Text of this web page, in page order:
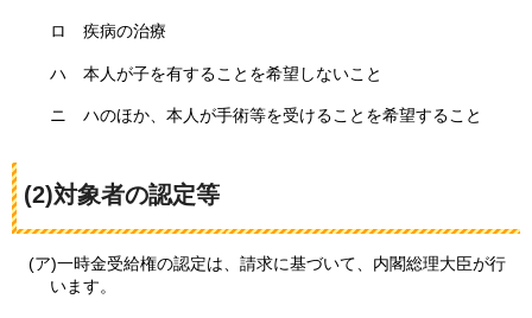
ロ 疾病の治療
ハ 本人が子を有することを希望しないこと
ニ ハのほか、本人が手術等を受けることを希望すること
(2)対象者の認定等
(ア)一時金受給権の認定は、請求に基づいて、内閣総理大臣が行
います。